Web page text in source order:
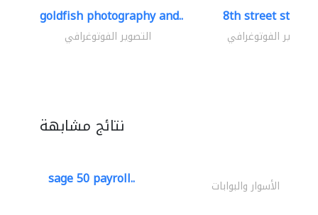
goldfish photography and..
التصوير الفوتوغرافي
8th street studios
التصوير الفوتوغرافي
نتائج مشابهة
sage 50 payroll.. الأسوار والبوابات